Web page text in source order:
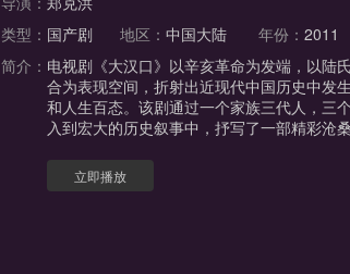
类型： 国产剧 地区：中国大陆 年份：2011
简介： 电视剧《大汉口》以辛亥革命为发端，以陆
合为表现空间，折射出近现代中国历史中发
和人生百态。该剧通过一个家族三代人，三
入到宏大的历史叙事中，抒写了一部精彩沧
立即播放